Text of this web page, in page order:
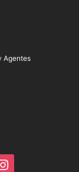
Agentes